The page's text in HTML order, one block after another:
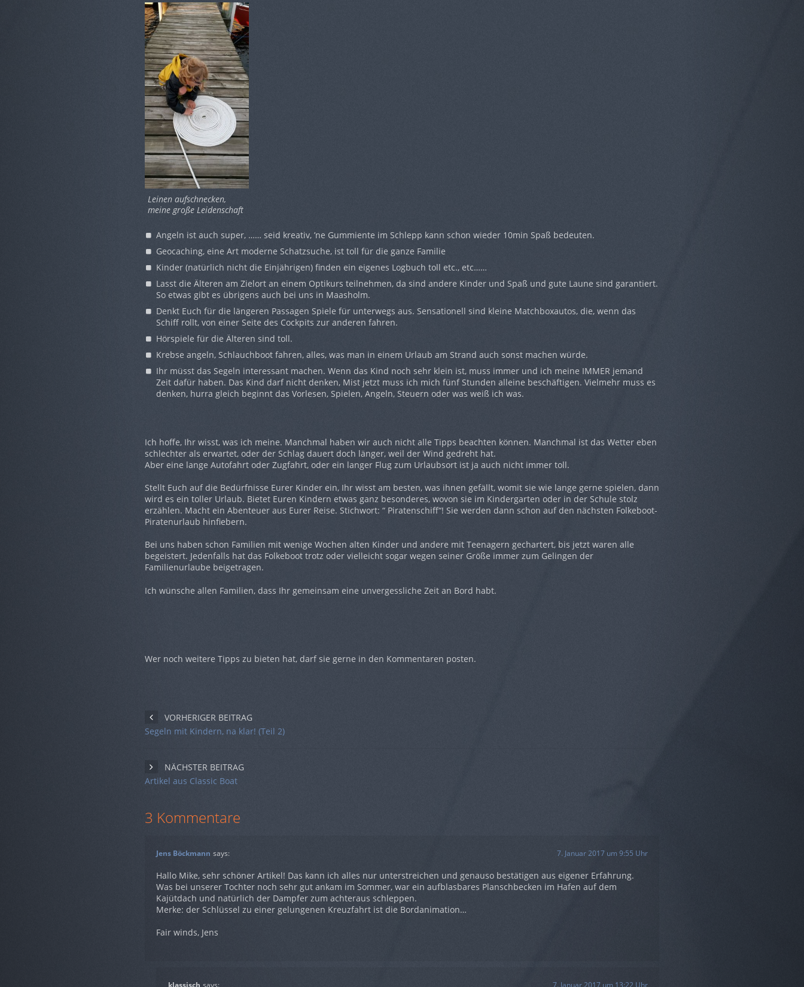
Leinen aufschnecken,
meine große Leidenschaft
Angeln ist auch super, …… seid kreativ, ’ne Gummiente im Schlepp kann schon wieder 10min Spaß bedeuten.
Geocaching, eine Art moderne Schatzsuche, ist toll für die ganze Familie
Kinder (natürlich nicht die Einjährigen) finden ein eigenes Logbuch toll etc., etc……
Lasst die Älteren am Zielort an einem Optikurs teilnehmen, da sind andere Kinder und Spaß und gute Laune sind garantiert.
So etwas gibt es übrigens auch bei uns in Maasholm.
Denkt Euch für die längeren Passagen Spiele für unterwegs aus. Sensationell sind kleine Matchboxautos, die, wenn das
Schiff rollt, von einer Seite des Cockpits zur anderen fahren.
Hörspiele für die Älteren sind toll.
Krebse angeln, Schlauchboot fahren, alles, was man in einem Urlaub am Strand auch sonst machen würde.
Ihr müsst das Segeln interessant machen. Wenn das Kind noch sehr klein ist, muss immer und ich meine IMMER jemand
Zeit dafür haben. Das Kind darf nicht denken, Mist jetzt muss ich mich fünf Stunden alleine beschäftigen. Vielmehr muss es
denken, hurra gleich beginnt das Vorlesen, Spielen, Angeln, Steuern oder was weiß ich was.
Ich hoffe, Ihr wisst, was ich meine. Manchmal haben wir auch nicht alle Tipps beachten können. Manchmal ist das Wetter eben
schlechter als erwartet, oder der Schlag dauert doch länger, weil der Wind gedreht hat.
Aber eine lange Autofahrt oder Zugfahrt, oder ein langer Flug zum Urlaubsort ist ja auch nicht immer toll.
Stellt Euch auf die Bedürfnisse Eurer Kinder ein, Ihr wisst am besten, was ihnen gefällt, womit sie wie lange gerne spielen, dann
wird es ein toller Urlaub. Bietet Euren Kindern etwas ganz besonderes, wovon sie im Kindergarten oder in der Schule stolz
erzählen. Macht ein Abenteuer aus Eurer Reise. Stichwort: “ Piratenschiff“! Sie werden dann schon auf den nächsten Folkeboot-
Piratenurlaub hinfiebern.
Bei uns haben schon Familien mit wenige Wochen alten Kinder und andere mit Teenagern gechartert, bis jetzt waren alle
begeistert. Jedenfalls hat das Folkeboot trotz oder vielleicht sogar wegen seiner Größe immer zum Gelingen der
Familienurlaube beigetragen.
Ich wünsche allen Familien, dass Ihr gemeinsam eine unvergessliche Zeit an Bord habt.
Wer noch weitere Tipps zu bieten hat, darf sie gerne in den Kommentaren posten.
VORHERIGER BEITRAG
Segeln mit Kindern, na klar! (Teil 2)
NÄCHSTER BEITRAG
Artikel aus Classic Boat
3 Kommentare
Jens Böckmann says: 7. Januar 2017 um 9:55 Uhr
Hallo Mike, sehr schöner Artikel! Das kann ich alles nur unterstreichen und genauso bestätigen aus eigener Erfahrung.
Was bei unserer Tochter noch sehr gut ankam im Sommer, war ein aufblasbares Planschbecken im Hafen auf dem
Kajütdach und natürlich der Dampfer zum achteraus schleppen.
Merke: der Schlüssel zu einer gelungenen Kreuzfahrt ist die Bordanimation…
Fair winds, Jens
klassisch says: 7. Januar 2017 um 13:22 Uhr